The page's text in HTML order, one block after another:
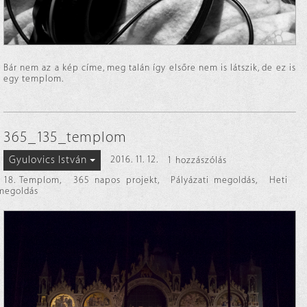
Bár nem az a kép címe, meg talán így elsőre nem is látszik, de ez is
egy templom.
365_135_templom
Gyulovics István 2016. 11. 12.
1 hozzászólás
18. Templom, 365 napos projekt, Pályázati megoldás,
Heti